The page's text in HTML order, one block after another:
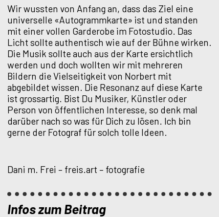
Wir wussten von Anfang an, dass das Ziel eine
universelle «Autogrammkarte» ist und standen
mit einer vollen Garderobe im Fotostudio. Das
Licht sollte authentisch wie auf der Bühne wirken.
Die Musik sollte auch aus der Karte ersichtlich
werden und doch wollten wir mit mehreren
Bildern die Vielseitigkeit von Norbert mit
abgebildet wissen. Die Resonanz auf diese Karte
ist grossartig. Bist Du Musiker, Künstler oder
Person von öffentlichen Interesse, so denk mal
darüber nach so was für Dich zu lösen. Ich bin
gerne der Fotograf für solch tolle Ideen.
Dani m. Frei – freis.art – fotografie
Infos zum Beitrag